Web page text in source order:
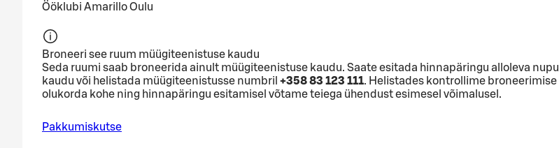
Ööklubi Amarillo Oulu
Broneeri see ruum müügiteenistuse kaudu
Seda ruumi saab broneerida ainult müügiteenistuse kaudu. Saate esitada hinnapäringu alloleva nupu
kaudu või helistada müügiteenistusse numbril +358 83 123 111. Helistades kontrollime broneerimise
olukorda kohe ning hinnapäringu esitamisel võtame teiega ühendust esimesel võimalusel.
Pakkumiskutse